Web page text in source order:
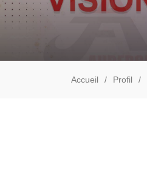
Accueil Profil